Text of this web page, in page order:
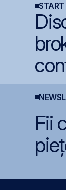
START
Fii